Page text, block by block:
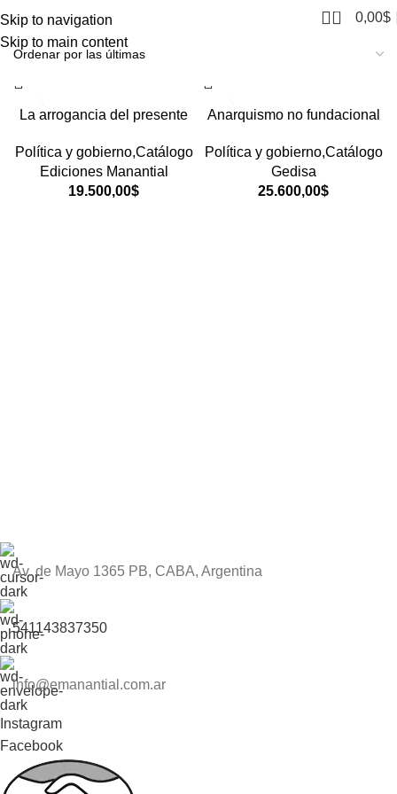
Skip to navigation
Skip to main content
0 0,00$
La arrogancia del presente
Política y gobierno,Catálogo
Ediciones Manantial
19.500,00$
Anarquismo no fundacional
Política y gobierno,Catálogo
Gedisa
25.600,00$
Av. de Mayo 1365 PB, CABA, Argentina
541143837350
info@emanantial.com.ar
Instagram
Facebook